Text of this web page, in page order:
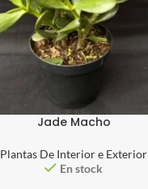
Jade Macho
Plantas De Interior e Exterior
En stock